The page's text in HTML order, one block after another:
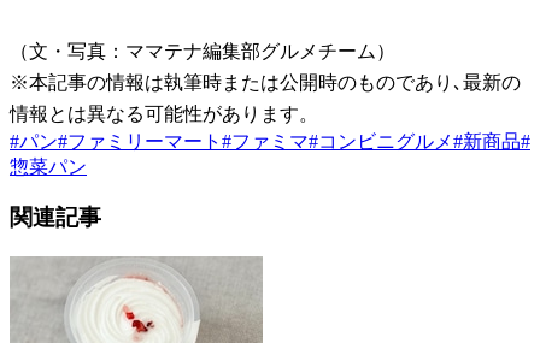
（文・写真：ママテナ編集部グルメチーム）
※本記事の情報は執筆時または公開時のものであり､最新の
情報とは異なる可能性があります。
#パン#ファミリーマート #ファミマ#コンビニグルメ#新商品#
惣菜パン
関連記事